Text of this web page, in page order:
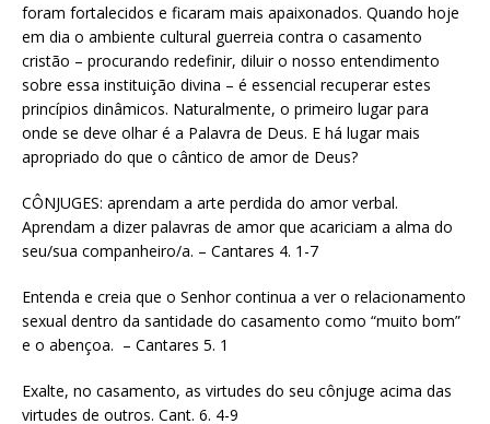
foram fortalecidos e ficaram mais apaixonados. Quando hoje
em dia o ambiente cultural guerreia contra o casamento
cristão – procurando redefinir, diluir o nosso entendimento
sobre essa instituição divina – é essencial recuperar estes
princípios dinâmicos. Naturalmente, o primeiro lugar para
onde se deve olhar é a Palavra de Deus. E há lugar mais
apropriado do que o cântico de amor de Deus?
CÔNJUGES: aprendam a arte perdida do amor verbal.
Aprendam a dizer palavras de amor que acariciam a alma do
seu/sua companheiro/a. – Cantares 4. 1-7
Entenda e creia que o Senhor continua a ver o relacionamento
sexual dentro da santidade do casamento como “muito bom”
e o abençoa. – Cantares 5. 1
Exalte, no casamento, as virtudes do seu cônjuge acima das
virtudes de outros. Cant. 6. 4-9